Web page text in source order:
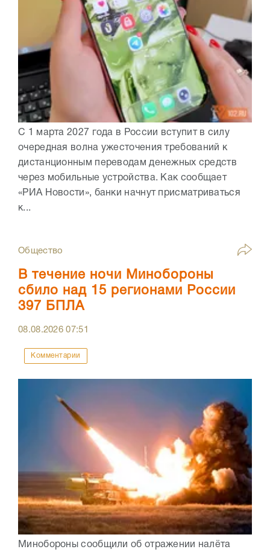
С 1 марта 2027 года в России вступит в силу
очередная волна ужесточения требований к
дистанционным переводам денежных средств
через мобильные устройства. Как сообщает
«РИА Новости», банки начнут присматриваться
к...
Общество
В течение ночи Минобороны
сбило над 15 регионами России
397 БПЛА
08.08.202607:51
Комментарии
Минобороны сообщили об отражении налёта